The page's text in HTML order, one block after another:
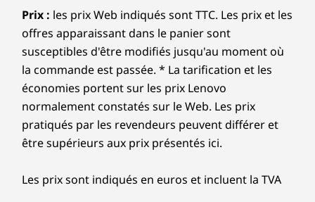
une technologie plus
intelligente
nombreux facteurs, tels que la capacité de traitement des appareils
environnements d’exécution ; les vitesses réelles varient et peuvent être inférieures à
celles attendues.
Sans fil
Intel WiFi 7
Bluetooth®5.4
USB-C®Thunderbolt™ 4
Système
d'exploitation
Jusqu’à Windows
11 Pro
Mémoire totale
LPDDR5x à double
canal, soudée,
8 533 MT/s
Système
d'exploitation
Jusqu’à Windows
11 Pro
Mémoire totale
LPDDR5x à double
canal, soudée,
8 533 MT/s
Windows
fluide et des démarrages ultrarapides. Profitez d’une
connexion Internet plus rapide et plus fiable grâce à
une connectivité améliorée. Protégez votre
investissement informatique grâce à une sécurité
renforcée pour vous protéger des logiciels
publicitaires, des logiciels malveillants et d’autres
menaces. Libérez le potentiel d’un parcours virtuel
passionnant !
Prix : les prix Web indiqués sont TTC. Les prix et les
offres apparaissant dans le panier sont
susceptibles d'être modifiés jusqu'au moment où
la commande est passée. * La tarification et les
économies portent sur les prix Lenovo
normalement constatés sur le Web. Les prix
pratiqués par les revendeurs peuvent différer et
être supérieurs aux prix présentés ici.
Les prix sont indiqués en euros et incluent la TVA